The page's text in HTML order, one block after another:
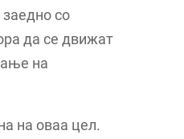
со
да се движат
на
на оваа цел.